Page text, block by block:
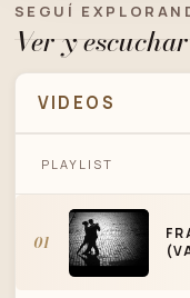
SEGUÍ
Ver y escuchar
VIDEOS
FRANCISCO
PLAYLIST
01